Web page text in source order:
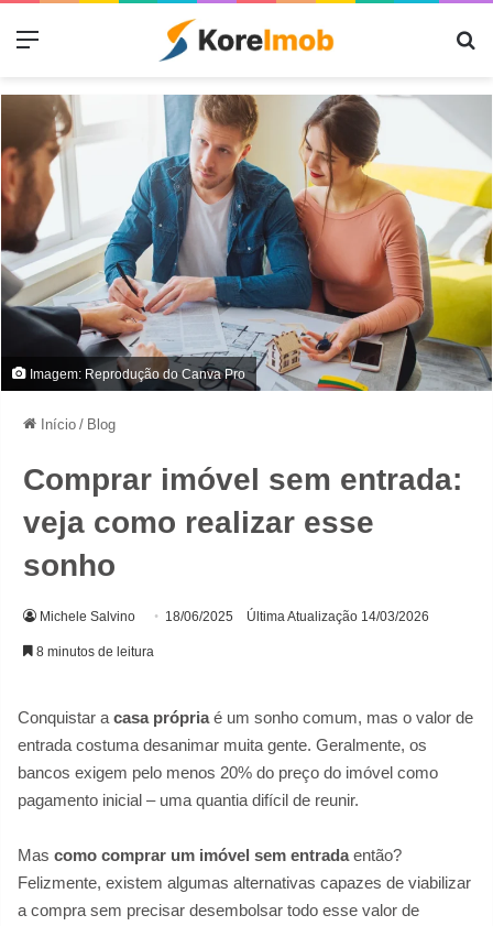
Menu
Imagem: Reprodução do Canva Pro
Início / Blog
Comprar imóvel sem entrada:
veja como realizar esse
sonho
Michele Salvino 18/06/2025 Última Atualização 14/03/2026
8 minutos de leitura
Conquistar a casa própriaé um sonho comum, mas o valor de
entrada costuma desanimar muita gente. Geralmente, os
bancos exigem pelo menos 20% do preço do imóvel como
pagamento inicial – uma quantia difícil de reunir.
Mas como comprar um imóvel sem entradaentão?
Felizmente, existem algumas alternativas capazes de viabilizar
a compra sem precisar desembolsar todo esse valor de